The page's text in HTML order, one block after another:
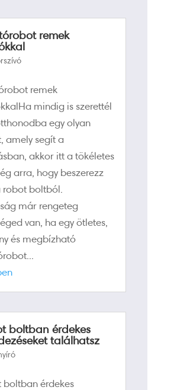
remek
remek
mindig is szerettél
egy olyan
amely segít a
akkor itt a tökéletes
arra, hogy beszerezz
robot boltból.
már rengeteg
van, ha egy ötletes,
és megbízható
boltban érdekes
találhatsz
boltban érdekes